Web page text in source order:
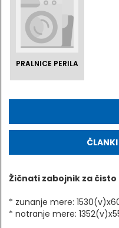
PRALNICE PERILA
Žičnati zabojnik za
* zunanje mere:
* notranje mere: